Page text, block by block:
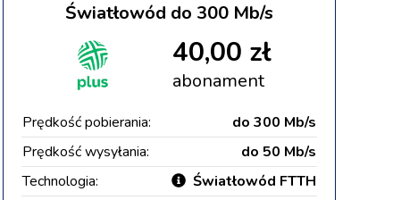
Światłowód do 300 Mb/s
40,00 zł
abonament
Prędkość pobierania:
do 300 Mb/s
Prędkość wysyłania:
do 50 Mb/s
Technologia:
Światłowód FTTH